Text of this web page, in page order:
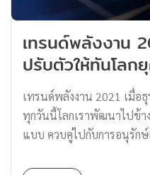
ยืด ฮู้ดดี้ สเวตเตอร์ และแอ
กระเป๋าที่ทางลีวายส์® ได้ส
เฉพาะ เมื่อพูดถึงการ์ตูนซีรี่
จะไม่รู้จักโปเกมอน การ์ตูนย
เทรนด์พลังงาน
ปรับตัวให้ทันโลก
เทรนด์พลังงาน 2021 เมื่อ
ทุกวันนี้โลกเราพัฒนาไปข้
แบบ ควบคู่ไปกับการอนุรัก